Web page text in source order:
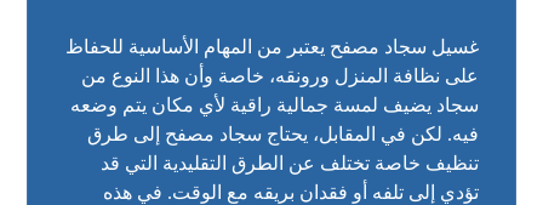
غسيل سجاد مصفح يعتبر من المهام الأساسية للحفاظ
على نظافة المنزل ورونقه، خاصة وأن هذا النوع من
سجاد يضيف لمسة جمالية راقية لأي مكان يتم وضعه
فيه. لكن في المقابل، يحتاج سجاد مصفح إلى طرق
تنظيف خاصة تختلف عن الطرق التقليدية التي قد
تؤدي إلى تلفه أو فقدان بريقه مع الوقت. في هذه